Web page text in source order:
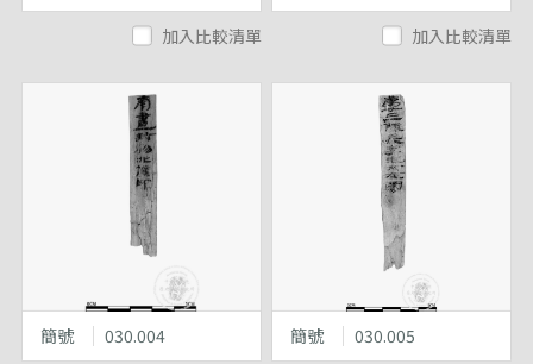
加入比較清單 加入比較清單
簡號 030.004 簡號 030.005